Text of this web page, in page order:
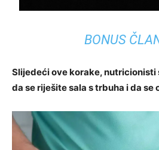
BONUS
Slijedeći ove korake, nutricionisti
da se riješite sala s trbuha i da se